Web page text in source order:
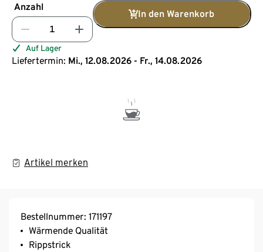
Anzahl
In den Warenkorb
Auf Lager
Liefertermin: Mi., 12.08.2026 - Fr., 14.08.2026
Artikel merken
Bestellnummer: 171197
Wärmende Qualität
Rippstrick